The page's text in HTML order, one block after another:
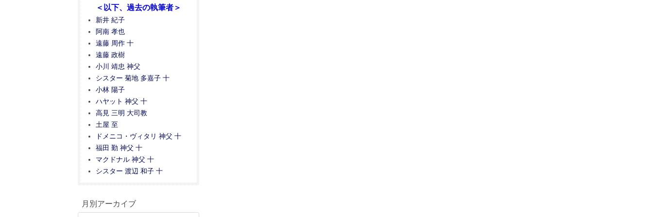
＜以下、過去の執筆者＞
新井 紀子
阿南 孝也
遠藤 周作 十
遠藤 政樹
小川 靖忠 神父
シスター 菊地 多嘉子 十
小林 陽子
ハヤット 神父 十
高見 三明 大司教
土屋 至
ドメニコ・ヴィタリ 神父 十
福田 勤 神父 十
マクドナル 神父 十
シスター 渡辺 和子 十
月別アーカイブ